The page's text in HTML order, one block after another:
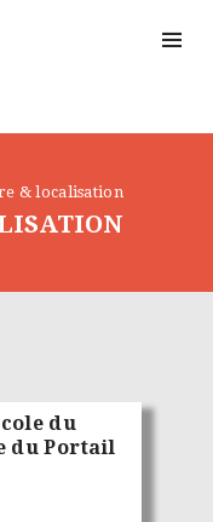
& localisation
du
du Portail